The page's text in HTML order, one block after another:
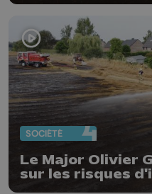
SOCIÉTÉ
Le Major Olivier
sur les risques
Belgique : "Un